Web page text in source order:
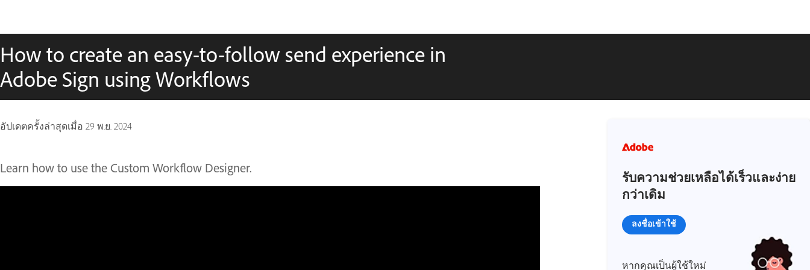
How to create an easy-to-follow send experience in
Adobe Sign using Workflows
อัปเดตครั้งล่าสุดเมื่อ 29 พ.ย. 2024
Learn how to use the Custom Workflow Designer.
รับความช่วยเหลือได้เร็วและง่าย
กว่าเดิม
ลงชื่อเข้าใช้
หากคุณเป็นผู้ใช้ใหม่